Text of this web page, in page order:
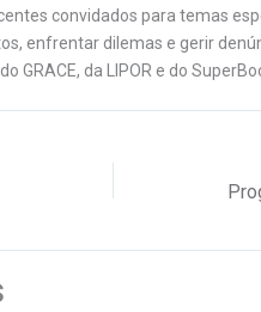
convidados para temas
enfrentar dilemas e gerir
GRACE, da LIPOR e do